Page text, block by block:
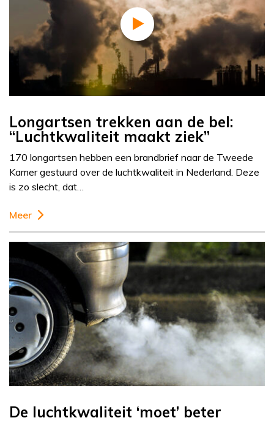
Longartsen trekken aan de bel:
“Luchtkwaliteit maakt ziek”
170 longartsen hebben een brandbrief naar de Tweede
Kamer gestuurd over de luchtkwaliteit in Nederland. Deze
is zo slecht, dat…
Meer
De luchtkwaliteit ‘moet’ beter